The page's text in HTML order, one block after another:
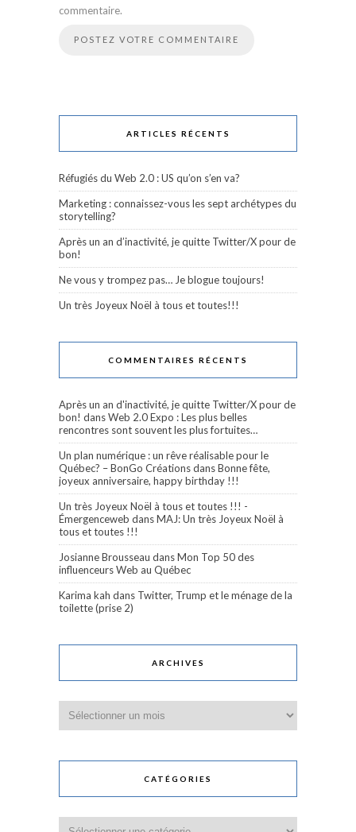
commentaire.
ARTICLES RÉCENTS
Réfugiés du Web 2.0 : US qu’on s’en va?
Marketing : connaissez-vous les sept archétypes du
storytelling?
Après un an d’inactivité, je quitte Twitter/X pour de
bon!
Ne vous y trompez pas… Je blogue toujours!
Un très Joyeux Noël à tous et toutes!!!
COMMENTAIRES RÉCENTS
Après un an d'inactivité, je quitte Twitter/X pour de
bon! dansWeb 2.0 Expo : Les plus belles
rencontres sont souvent les plus fortuites…
Un plan numérique : un rêve réalisable pour le
Québec? – BonGo CréationsdansBonne fête,
joyeux anniversaire, happy birthday !!!
Un très Joyeux Noël à tous et toutes !!! -
Émergenceweb dansMAJ: Un très Joyeux Noël à
tous et toutes !!!
Josianne Brousseau dansMon Top 50 des
influenceurs Web au Québec
Karima kah dans Twitter, Trump et le ménage de la
toilette (prise 2)
ARCHIVES
CATÉGORIES